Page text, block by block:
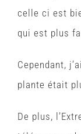
celle ci est
qui est plus
Cependant,
plante était
De plus,